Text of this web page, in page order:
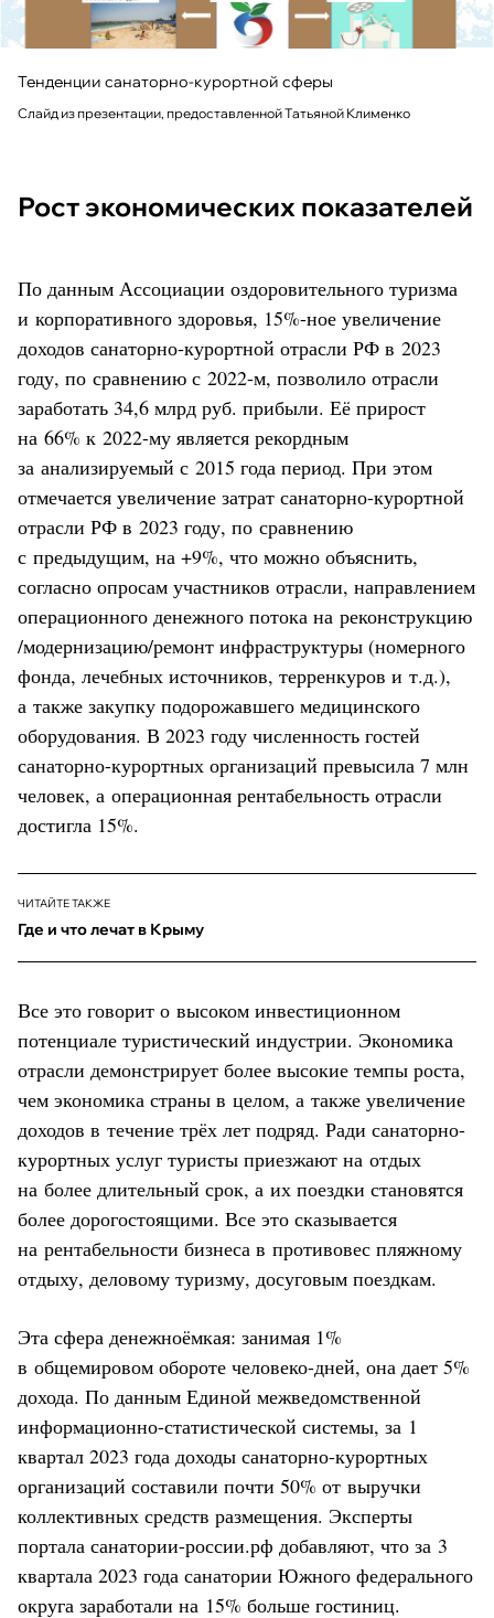
Тенденции санаторно-курортной сферы
Слайд из презентации, предоставленной Татьяной Клименко
Рост экономических показателей
По данным Ассоциации оздоровительного туризма
и корпоративного здоровья, 15%-ное увеличение
доходов санаторно-курортной отрасли РФ в 2023
году, по сравнению с 2022-м, позволило отрасли
заработать 34,6 млрд руб. прибыли. Её прирост
на 66% к 2022-му является рекордным
за анализируемый с 2015 года период. При этом
отмечается увеличение затрат санаторно-курортной
отрасли РФ в 2023 году, по сравнению
с предыдущим, на +9%, что можно объяснить,
согласно опросам участников отрасли, направлением
операционного денежного потока на реконструкцию
/модернизацию/ремонт инфраструктуры (номерного
фонда, лечебных источников, терренкуров и т.д.),
а также закупку подорожавшего медицинского
оборудования. В 2023 году численность гостей
санаторно-курортных организаций превысила 7 млн
человек, а операционная рентабельность отрасли
достигла 15%.
ЧИТАЙТЕ ТАКЖЕ
Где и что лечат в Крыму
Все это говорит о высоком инвестиционном
потенциале туристический индустрии. Экономика
отрасли демонстрирует более высокие темпы роста,
чем экономика страны в целом, а также увеличение
доходов в течение трёх лет подряд. Ради санаторно-
курортных услуг туристы приезжают на отдых
на более длительный срок, а их поездки становятся
более дорогостоящими. Все это сказывается
на рентабельности бизнеса в противовес пляжному
отдыху, деловому туризму, досуговым поездкам.
Эта сфера денежноёмкая: занимая 1%
в общемировом обороте человеко-дней, она дает 5%
дохода. По данным Единой межведомственной
информационно-статистической системы, за 1
квартал 2023 года доходы санаторно-курортных
организаций составили почти 50% от выручки
коллективных средств размещения. Эксперты
портала санатории-россии.рф добавляют, что за 3
квартала 2023 года санатории Южного федерального
округа заработали на 15% больше гостиниц.